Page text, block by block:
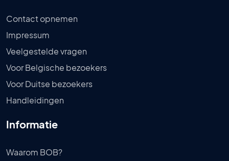
Contact opnemen
Impressum
Veelgestelde vragen
Voor Belgische bezoekers
Voor Duitse bezoekers
Handleidingen
Informatie
Waarom BOB?